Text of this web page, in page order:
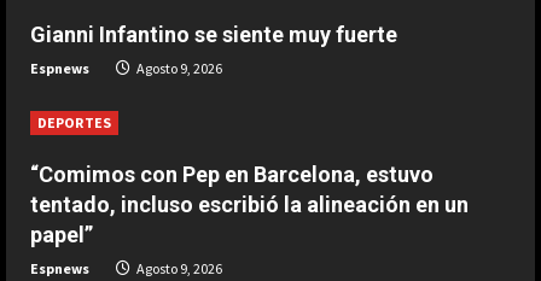
Leo Messi ya está en Rosario para
Gianni Infantino se siente muy fuerte
Espnews Agosto 9, 2026
DEPORTES
“Comimos con Pep en Barcelona, estuvo
tentado, incluso escribió la alineación en un
papel”
Espnews Agosto 9, 2026